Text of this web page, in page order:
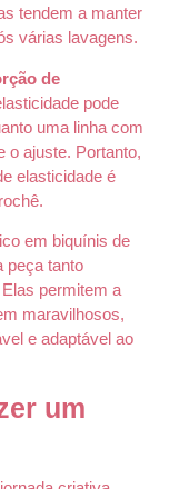
tendem a manter
várias lavagens.
de
pode
uma linha com
o ajuste. Portanto,
elasticidade é
em biquínis de
peça tanto
permitem a
maravilhosos,
e adaptável ao
um